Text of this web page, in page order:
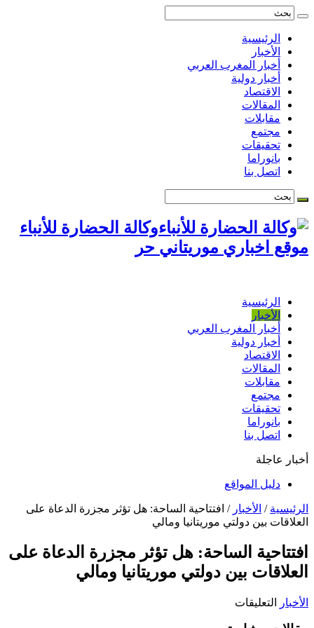
الرئيسية
الأخبار
أخبار المغرب العربي
أخبار دولية
الاقتصاد
المقالات
مقابلات
مجتمع
تحقيقات
بانوراما
اتصل بنا
وكالة الحضارة للأنباء
موقع اخباري موريتاني حر
الرئيسية
الأخبار
أخبار المغرب العربي
أخبار دولية
الاقتصاد
المقالات
مقابلات
مجتمع
تحقيقات
بانوراما
اتصل بنا
أخبار عاجلة
دليل المواقع
الرئيسية / الأخبار / افتتاحية الساحة: هل تؤثر مجزرة الدعاة على
العلاقات بين دولتي موريتانيا ومالي
افتتاحية الساحة: هل تؤثر مجزرة الدعاة على
العلاقات بين دولتي موريتانيا ومالي
الأخبار التعليقات